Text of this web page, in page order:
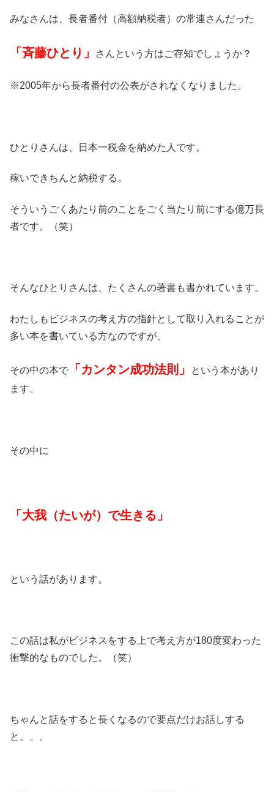
みなさんは、長者番付（高額納税者）の常連さんだった
「斉藤ひとり」 さんという方はご存知でしょうか？
※2005年から長者番付の公表がされなくなりました。
ひとりさんは、日本一税金を納めた人です。
稼いできちんと納税する。
そういうごくあたり前のことをごく当たり前にする億万長
者です。（笑）
そんなひとりさんは、たくさんの著書も書かれています。
わたしもビジネスの考え方の指針として取り入れることが
多い本を書いている方なのですが、
その中の本で 「カンタン成功法則」
という本があり
ます。
その中に
「大我（たいが）で生きる」
という話があります。
この話は私がビジネスをする上で考え方が180度変わった
衝撃的なものでした。（笑）
ちゃんと話をすると長くなるので要点だけお話しする
と。。。